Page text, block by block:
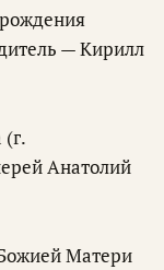
— Кирилл
Анатолий
Матери